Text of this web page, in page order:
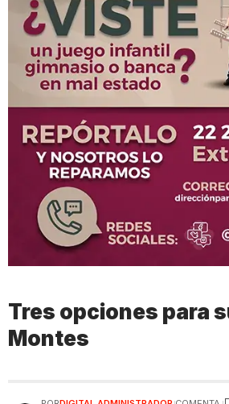
Tres opciones para
Montes